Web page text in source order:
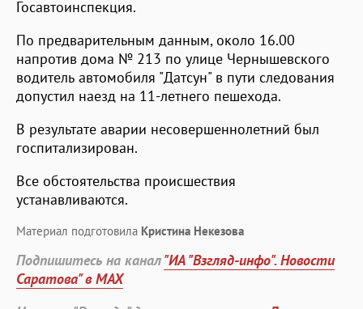
Госавтоинспекция.
По предварительным данным, около 16.00
напротив дома № 213 по улице Чернышевского
водитель автомобиля "Датсун" в пути следования
допустил наезд на 11-летнего пешехода.
В результате аварии несовершеннолетний был
госпитализирован.
Все обстоятельства происшествия
устанавливаются.
Материал подготовила Кристина Некезова
Подпишитесь на канал"ИА "Взгляд-инфо". Новости
Саратова" в MAX